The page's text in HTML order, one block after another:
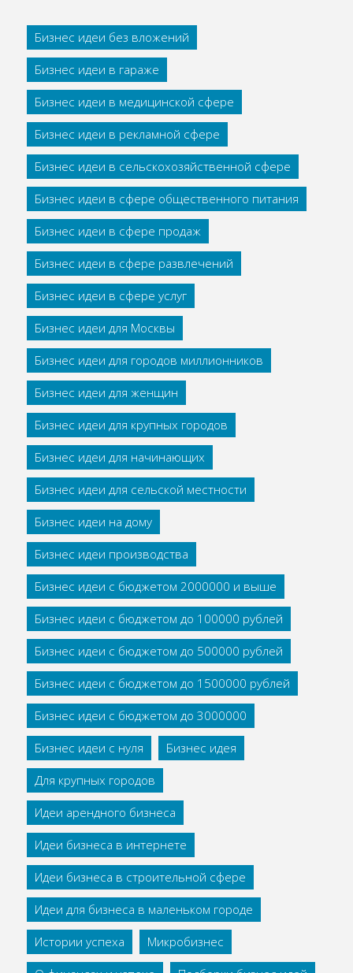
Бизнес идеи без вложений
Бизнес идеи в гараже
Бизнес идеи в медицинской сфере
Бизнес идеи в рекламной сфере
Бизнес идеи в сельскохозяйственной сфере
Бизнес идеи в сфере общественного питания
Бизнес идеи в сфере продаж
Бизнес идеи в сфере развлечений
Бизнес идеи в сфере услуг
Бизнес идеи для Москвы
Бизнес идеи для городов миллионников
Бизнес идеи для женщин
Бизнес идеи для крупных городов
Бизнес идеи для начинающих
Бизнес идеи для сельской местности
Бизнес идеи на дому
Бизнес идеи производства
Бизнес идеи с бюджетом 2000000 и выше
Бизнес идеи с бюджетом до 100000 рублей
Бизнес идеи с бюджетом до 500000 рублей
Бизнес идеи с бюджетом до 1500000 рублей
Бизнес идеи с бюджетом до 3000000
Бизнес идеи с нуля
Бизнес идея
Для крупных городов
Идеи арендного бизнеса
Идеи бизнеса в интернете
Идеи бизнеса в строительной сфере
Идеи для бизнеса в маленьком городе
Истории успеха
Микробизнес